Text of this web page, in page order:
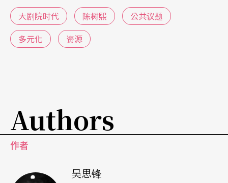
队行走与销售北中南的便利性，对于在这不均衡的
竞争态势中，造成本土团队因先天题材、资金、人
须从根本入手，融入中小学校课程，这不单是为了
找到观众，而是因为表演艺术的欣赏能力需要透过
演艺术，用它作为社会各种观点与感受沟通表达的
大剧院时代 陈树熙
公共议题
多元化
资源
Authors
作者
吴思锋